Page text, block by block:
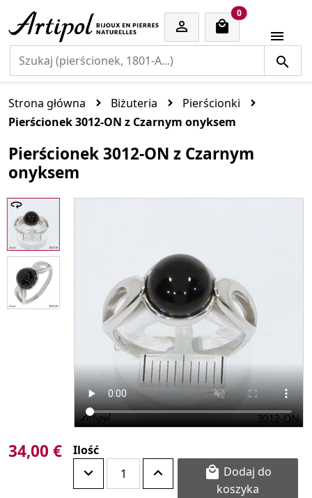

0cart items

Strona główna Biżuteria
Pierścionki
Pierścionek 3012-ON z Czarnym onyksem
Pierścionek 3012-ON z Czarnym
onyksem
34,00 € Ilość

koszyka